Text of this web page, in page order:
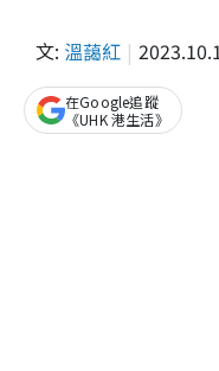
文: 溫藹紅
在Google追蹤
《UHK 港生活》